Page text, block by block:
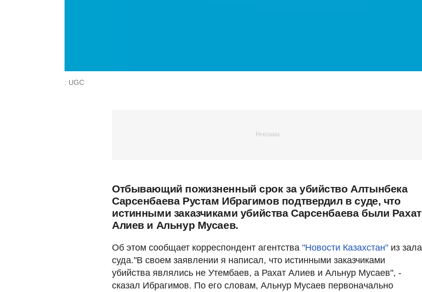
: UGC
Отбывающий пожизненный срок за убийство Алтынбека
Сарсенбаева Рустам Ибрагимов подтвердил в суде, что
истинными заказчиками убийства Сарсенбаева были Рахат
Алиев и Альнур Мусаев.
Об этом сообщает корреспондент агентства "Новости Казахстан" из зала
суда."В своем заявлении я написал, что истинными заказчиками
убийства являлись не Утембаев, а Рахат Алиев и Альнур Мусаев", -
сказал Ибрагимов. По его словам, Альнур Мусаев первоначально